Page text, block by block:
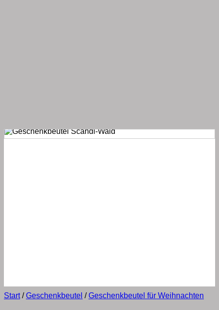
Start / Geschenkbeutel / Geschenkbeutel für Weihnachten